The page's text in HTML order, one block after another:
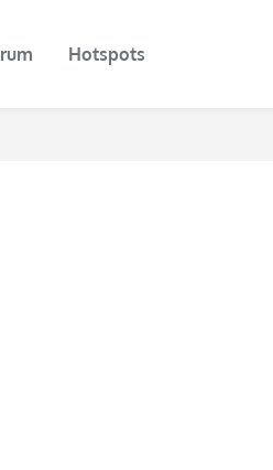
Hotspots